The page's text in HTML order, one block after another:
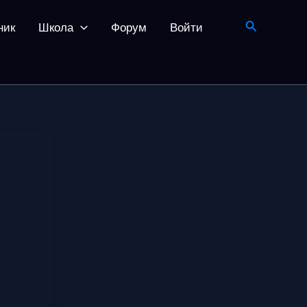
Школа Форум Войти Поиск